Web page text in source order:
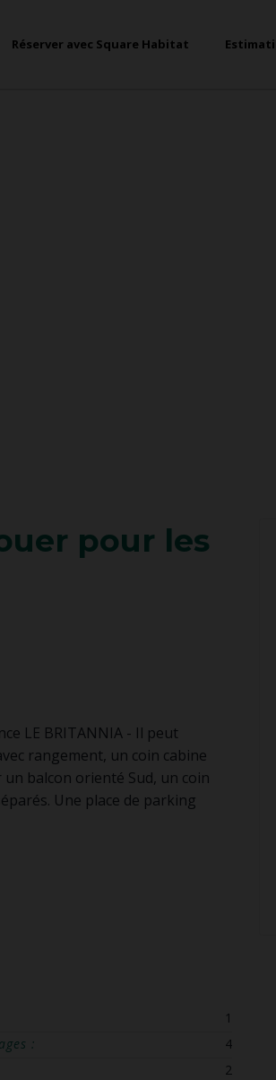
Réserver avec Square Habitat
pour les
LE BRITANNIA - Il peut
rangement, un coin cabine
balcon orienté Sud, un coin
Une place de parking
1
:
4
2